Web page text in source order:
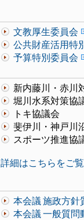
文教厚生委員会
公共財産活用特
予算特別委員会
新内藤川・赤川
堀川水系対策協
トキ協議会
斐伊川・神戸川
スポーツ推進協
詳細はこちらをご覧
本会議 施政方針
本会議 一般質問